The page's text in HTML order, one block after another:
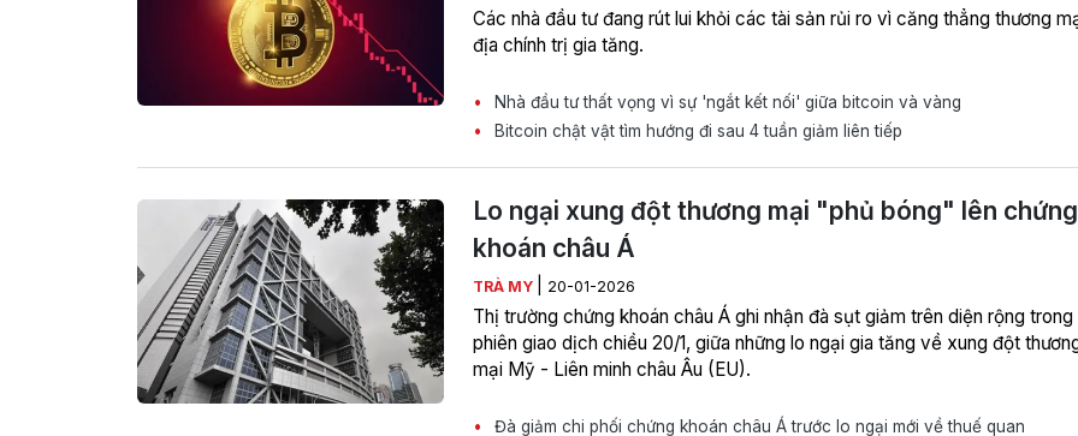
Các nhà đầu tư đang rút lui khỏi các tài sản rủi ro vì căng thẳng thương
địa chính trị gia tăng.
Nhà đầu tư thất vọng vì sự 'ngắt kết nối' giữa bitcoin và vàng
Bitcoin chật vật tìm hướng đi sau 4 tuần giảm liên tiếp
Lo ngại xung đột thương mại "phủ bóng" lên chứng
khoán châu Á
TRÀ MY 20-01-2026
Thị trường chứng khoán châu Á ghi nhận đà sụt giảm trên diện rộng trong
phiên giao dịch chiều 20/1, giữa những lo ngại gia tăng về xung đột
mại Mỹ - Liên minh châu Âu (EU).
Đà giảm chi phối chứng khoán châu Á trước lo ngại mới về thuế quan